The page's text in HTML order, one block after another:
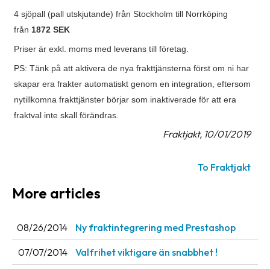
Pickups
Manuals
Downloads
Barcode
scanner
company
About
Fraktjakt
Media
4 sjöpall (pall utskjutande) från Stockholm till Norrköping
från 1872 SEK
Priser är exkl. moms med leverans till företag.
PS: Tänk på att aktivera de nya frakttjänsterna först om ni har
skapar era frakter automatiskt genom en integration, eftersom
nytillkomna frakttjänster börjar som inaktiverade för att era
fraktval inte skall förändras.
Fraktjakt, 10/01/2019
To Fraktjakt
More articles
08/26/2014 Ny fraktintegrering med Prestashop
07/07/2014 Valfrihet viktigare än snabbhet !